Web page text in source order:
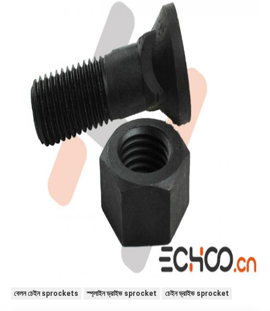
বেলন চেইন sprockets স্প্লাইন ড্রাইভ sprocket চেইন ড্রাইভ sprocket